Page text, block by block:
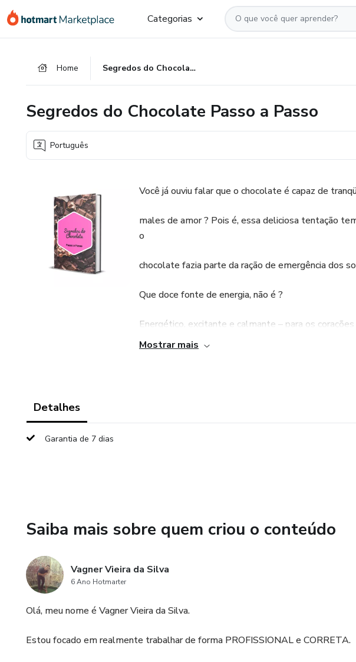
para
para
para
Categorias
Home Segredos do Chocolate Passo a Passo
Segredos do Chocolate Passo a Passo
Português
Você já ouviu falar que o chocolate é capaz de
males de amor ? Pois é, essa deliciosa tentação
o
chocolate fazia parte da ração de emergência dos
Que doce fonte de energia, não é ?
Energético, excitante e calmante – para os
resfriamento e temperagem, adequados, e todo o
Mostrar mais
Detalhes
Garantia de 7 dias
Saiba mais sobre quem criou o conteúdo
Vagner Vieira da Silva
6 Ano Hotmarter
Olá, meu nome é Vagner Vieira da Silva.
Estou focado em realmente trabalhar de forma PROFISSIONAL e CORRETA.